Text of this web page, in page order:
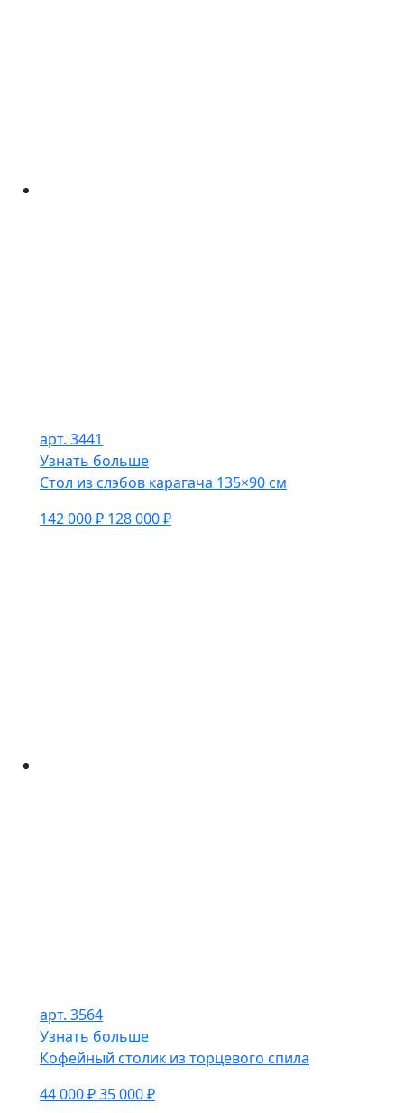
арт. 3441
Узнать больше
Стол из слэбов карагача 135×90 см
142 000 ₽ 128 000 ₽
арт. 3564
Узнать больше
Кофейный столик из торцевого спила
44 000 ₽35 000 ₽